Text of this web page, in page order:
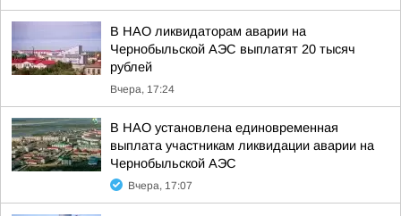
В НАО ликвидаторам аварии на
Чернобыльской АЭС выплатят 20 тысяч
рублей
Вчера, 17:24
В НАО установлена единовременная
выплата участникам ликвидации аварии на
Чернобыльской АЭС
Вчера, 17:07